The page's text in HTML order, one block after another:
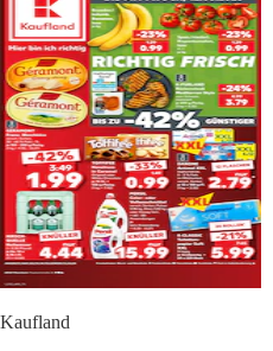
Kaufland